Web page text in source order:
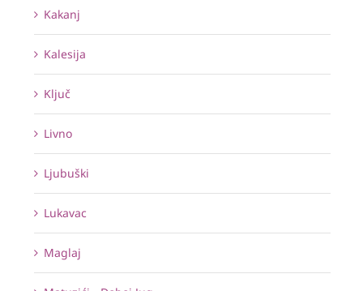
Kakanj
Kalesija
Ključ
Livno
Ljubuški
Lukavac
Maglaj